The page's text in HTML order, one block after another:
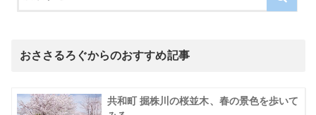
おささるろぐからのおすすめ記事
共和町 掘株川の桜並木、春の景色を歩いて